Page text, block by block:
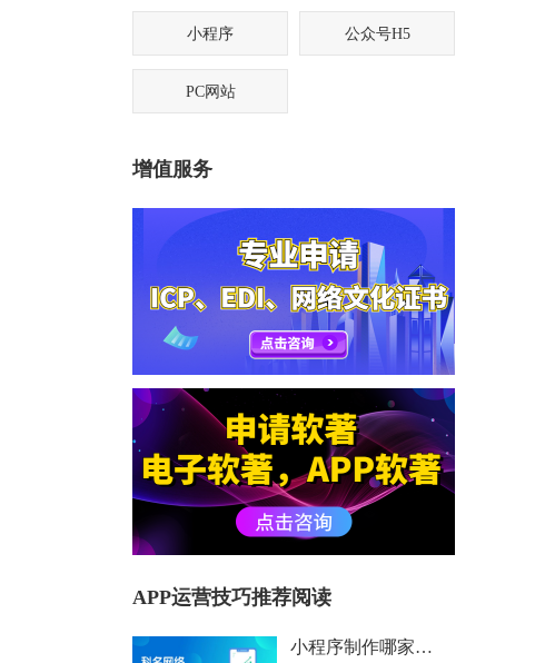
小程序 公众号H5
PC网站
增值服务
APP运营技巧推荐阅读
小程序制作哪家好？科名网络用专业筑牢企业数字化根基